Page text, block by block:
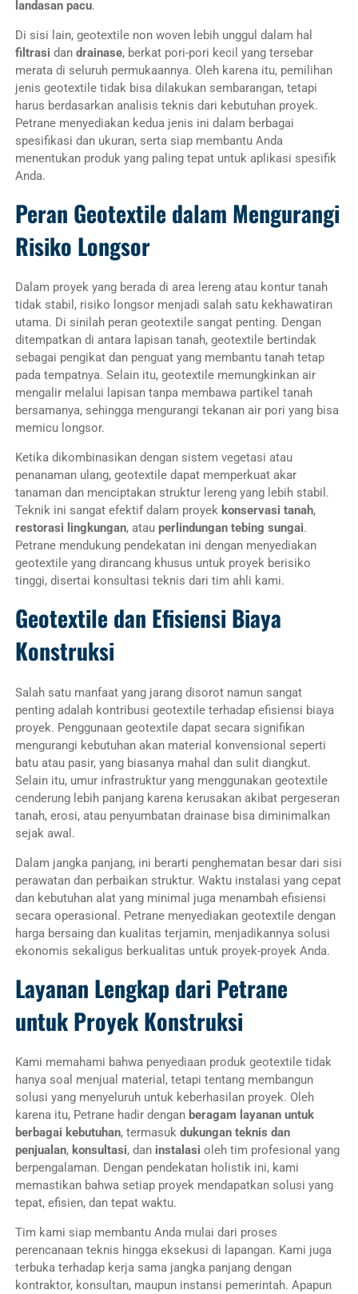
landasan pacu.
Di sisi lain, geotextile non woven lebih unggul dalam hal
filtrasi dan drainase, berkat pori-pori kecil yang tersebar
merata di seluruh permukaannya. Oleh karena itu, pemilihan
jenis geotextile tidak bisa dilakukan sembarangan, tetapi
harus berdasarkan analisis teknis dari kebutuhan proyek.
Petrane menyediakan kedua jenis ini dalam berbagai
spesifikasi dan ukuran, serta siap membantu Anda
menentukan produk yang paling tepat untuk aplikasi spesifik
Anda.
Peran Geotextile dalam Mengurangi
Risiko Longsor
Dalam proyek yang berada di area lereng atau kontur tanah
tidak stabil, risiko longsor menjadi salah satu kekhawatiran
utama. Di sinilah peran geotextile sangat penting. Dengan
ditempatkan di antara lapisan tanah, geotextile bertindak
sebagai pengikat dan penguat yang membantu tanah tetap
pada tempatnya. Selain itu, geotextile memungkinkan air
mengalir melalui lapisan tanpa membawa partikel tanah
bersamanya, sehingga mengurangi tekanan air pori yang bisa
memicu longsor.
Ketika dikombinasikan dengan sistem vegetasi atau
penanaman ulang, geotextile dapat memperkuat akar
tanaman dan menciptakan struktur lereng yang lebih stabil.
Teknik ini sangat efektif dalam proyek konservasi tanah,
restorasi lingkungan, atau perlindungan tebing sungai.
Petrane mendukung pendekatan ini dengan menyediakan
geotextile yang dirancang khusus untuk proyek berisiko
tinggi, disertai konsultasi teknis dari tim ahli kami.
Geotextile dan Efisiensi Biaya
Konstruksi
Salah satu manfaat yang jarang disorot namun sangat
penting adalah kontribusi geotextile terhadap efisiensi biaya
proyek. Penggunaan geotextile dapat secara signifikan
mengurangi kebutuhan akan material konvensional seperti
batu atau pasir, yang biasanya mahal dan sulit diangkut.
Selain itu, umur infrastruktur yang menggunakan geotextile
cenderung lebih panjang karena kerusakan akibat pergeseran
tanah, erosi, atau penyumbatan drainase bisa diminimalkan
sejak awal.
Dalam jangka panjang, ini berarti penghematan besar dari sisi
perawatan dan perbaikan struktur. Waktu instalasi yang cepat
dan kebutuhan alat yang minimal juga menambah efisiensi
secara operasional. Petrane menyediakan geotextile dengan
harga bersaing dan kualitas terjamin, menjadikannya solusi
ekonomis sekaligus berkualitas untuk proyek-proyek Anda.
Layanan Lengkap dari Petrane
untuk Proyek Konstruksi
Kami memahami bahwa penyediaan produk geotextile tidak
hanya soal menjual material, tetapi tentang membangun
solusi yang menyeluruh untuk keberhasilan proyek. Oleh
karena itu, Petrane hadir dengan beragam layanan untuk
berbagai kebutuhan, termasuk dukungan teknis dan
penjualan, konsultasi, dan instalasi oleh tim profesional yang
berpengalaman. Dengan pendekatan holistik ini, kami
memastikan bahwa setiap proyek mendapatkan solusi yang
tepat, efisien, dan tepat waktu.
Tim kami siap membantu Anda mulai dari proses
perencanaan teknis hingga eksekusi di lapangan. Kami juga
terbuka terhadap kerja sama jangka panjang dengan
kontraktor, konsultan, maupun instansi pemerintah. Apapun